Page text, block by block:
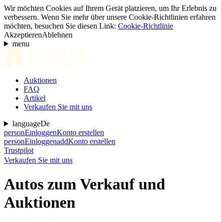
Wir möchten Cookies auf Ihrem Gerät platzieren, um Ihr Erlebnis zu
verbessern. Wenn Sie mehr über unsere Cookie-Richtlinien erfahren
möchten, besuchen Sie diesen Link: Cookie-Richtlinie
AkzeptierenAblehnen
menu
Auktionen
FAQ
Artikel
Verkaufen Sie mit uns
languageDe
personEinloggenKonto erstellen
personEinloggenaddKonto erstellen
Trustpilot
Verkaufen Sie mit uns
Autos zum Verkauf und
Auktionen